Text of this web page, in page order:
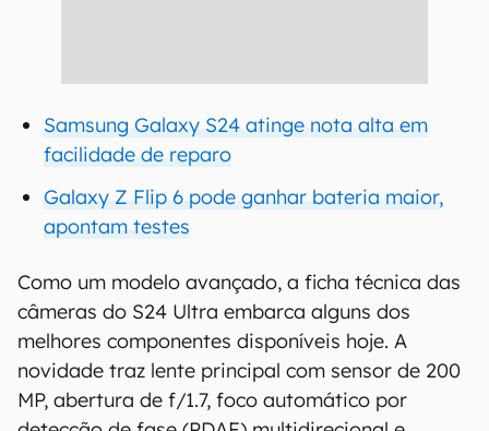
Samsung Galaxy S24 atinge nota alta em
facilidade de reparo
Galaxy Z Flip 6 pode ganhar bateria maior,
apontam testes
Como um modelo avançado, a ficha técnica das
câmeras do S24 Ultra embarca alguns dos
melhores componentes disponíveis hoje. A
novidade traz lente principal com sensor de 200
MP, abertura de f/1.7, foco automático por